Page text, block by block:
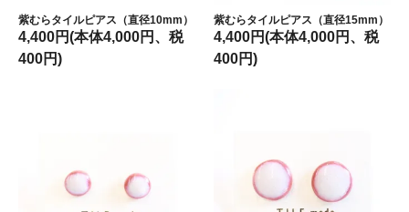
紫むらタイルピアス（直径10mm）
4,400円(本体4,000円、税
400円)
紫むらタイルピアス（直径15mm）
4,400円(本体4,000円、税
400円)